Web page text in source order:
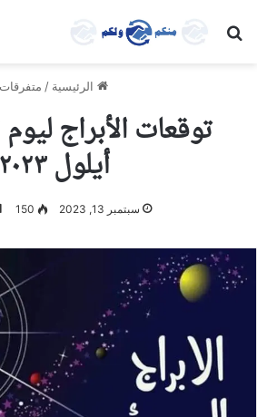
بحث عن
الرئيسية / متفرقات
أيلول ٢٠٢٣
سبتمبر 13, 2023 150